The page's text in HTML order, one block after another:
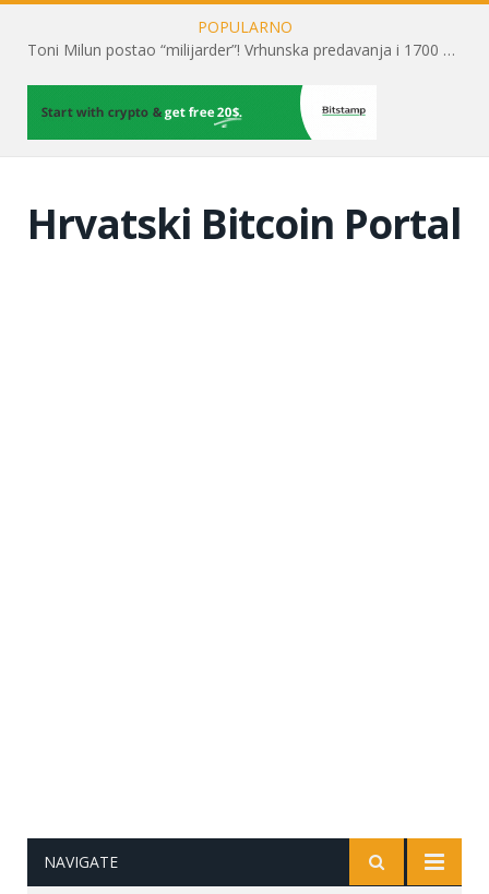
POPULARNO
Toni Milun postao “milijarder”! Vrhunska predavanja i 1700 posjetitelja obilježili su mjesec financijske pismenosti
Hrvatski Bitcoin Portal
NAVIGATE